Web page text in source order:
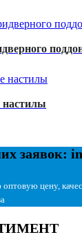
заявок:
цену,